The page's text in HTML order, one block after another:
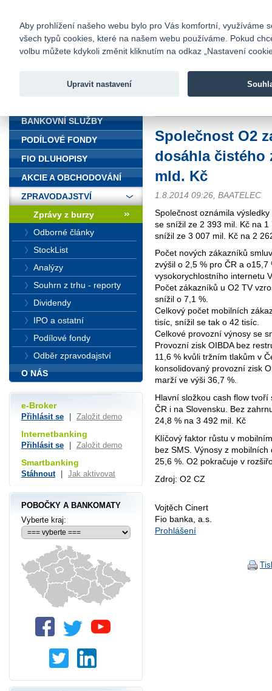
Fio banka
Fio banka
Společnost O2
dosáhla čistého
mld. Kč
1.8.2014 09:26, BAATELEC
Společnost oznámila
se snížil ze 2 393 mil. Kč na
snížil ze 3 007 mil. Kč na 2
Počet nových zákazníků
zvýšil o 2,5 % pro ČR a o15,7
vysokorychlostního internetu
Počet zákazníků u O2 TV
snížil o 7,1 %.
Celkový počet mobilních
tisíc, snížil se tak o 42 tisíc.
Celkové provozní výnosy se
Provozní zisk OIBDA bez
11,6 % kvůli tržním tlakům v
konsolidovaný provozní zisk
marží ve výši 36,7 %.
Hlavní složkou cash flow
ČR i na Slovensku. Bez
24,8 % na 3 492 mil. Kč
Klíčový faktor růstu v
bez SMS. Výnosy z
25,6 %. O2 pokračuje v
Zdroj: O2 CZ
Vojtěch Cinert
Fio banka, a.s.
Prohlášení
BANKOVNÍ SLUŽBY
PODÍLOVÉ FONDY
FIO DLUHOPISY
AKCIE A OBCHODOVÁNÍ
ZPRAVODAJSTVÍ
Zprávy z burzy
Odborné články
StockList
Analýzy
Souhrn z trhu - reporty
Dividendy
IPO a ostatní
Podílové fondy
Odběr zpravodajství
O NÁS
e-Broker
Přihlásit se Založit demo
Internetbanking
Přihlásit se Založit demo
Smartbanking
Stáhnout Jak aktivovat
POBOČKY A BANKOMATY
Vyberte kraj:
Aby prohlížení našeho webu bylo pro Vás komfortní, využíváme
všech typů cookies, které na našem webu používáme. Pokud
volbu můžete kdykoli změnit kliknutím na odkaz „Nastavení
Upravit nastavení